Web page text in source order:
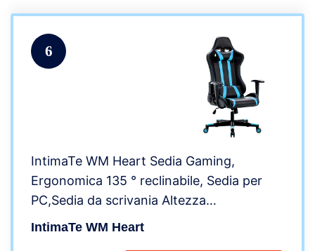
6
IntimaTe WM Heart Sedia Gaming,
Ergonomica 135 ° reclinabile, Sedia per
PC,Sedia da scrivania Altezza
Regolabile,Poltrona per Studio, Mordern
IntimaTe WM Heart